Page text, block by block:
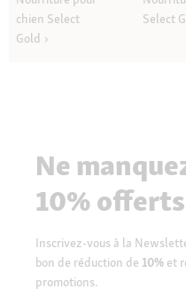
chien Select
Gold
Select
Ne
10%
Inscrivez-vous à la
bon de réduction de 10% et
promotions.